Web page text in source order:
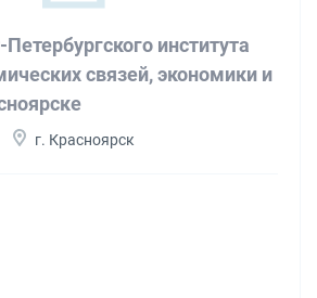
института
связей, экономики и
г. Красноярск